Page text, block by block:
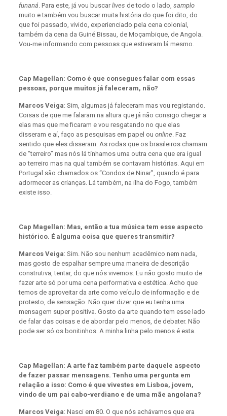
funaná. Para este, já vou buscarlives de todo o lado, samplo
muito e também vou buscar muita história do que foi dito, do
que foi passado, vivido, experienciado pela cena colonial,
também da cena da Guiné Bissau, de Moçambique, de Angola.
Vou-me informando com pessoas que estiveram lá mesmo.
Cap Magellan: Como é que consegues falar com essas
pessoas, porque muitos já faleceram, não?
Marcos Veiga: Sim, algumas já faleceram mas vou registando.
Coisas de que me falaram na altura que já não consigo chegar a
elas mas que me ficaram e vou resgatando no que elas
disseram e aí, faço as pesquisas em papel ou online. Faz
sentido que eles disseram. As rodas que os brasileiros chamam
de “terreiro” mas nós lá tínhamos uma outra cena que era igual
ao terreiro mas na qual também se contavam histórias. Aqui em
Portugal são chamados os “Condos de Ninar”, quando é para
adormecer as crianças. Lá também, na ilha do Fogo, também
existe isso.
Cap Magellan: Mas, então a tua música tem esse aspecto
histórico. É alguma coisa que queres transmitir?
Marcos Veiga: Sim. Não sou nenhum acadêmico nem nada,
mas gosto de espalhar sempre uma maneira de descrição
construtiva, tentar, do que nós vivemos. Eu não gosto muito de
fazer arte só por uma cena performativa e estética. Acho que
temos de aproveitar da arte como veículo de informação e de
protesto, de sensação. Não quer dizer que eu tenha uma
mensagem super positiva. Gosto da arte quando tem esse lado
de falar das coisas e de abordar pelo menos, de debater. Não
pode ser só os bonitinhos. A minha linha pelo menos é esta.
Cap Magellan: A arte faz também parte daquele aspecto
de fazer passar mensagens. Tenho uma pergunta em
relação a isso: Como é que vivestes em Lisboa, jovem,
vindo de um pai cabo-verdiano e de uma mãe angolana?
Marcos Veiga: Nasci em 80. O que nós achávamos que era